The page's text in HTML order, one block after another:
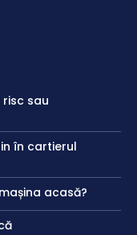
sau
în cartierul
acasă?